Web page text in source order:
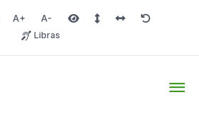
Aumentar fonte
Diminuir fonteÁrea selecionada
Espaçamento de linha
Espaço dos
Redefinir
Libras